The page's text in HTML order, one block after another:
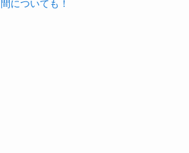
間についても！